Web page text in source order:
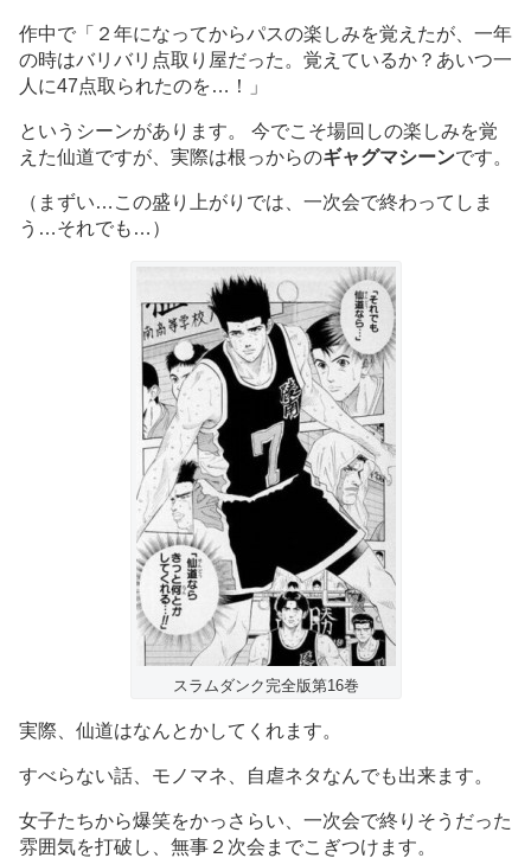
作中で「２年になってからパスの楽しみを覚えたが、一年
の時はバリバリ点取り屋だった。覚えているか？あいつ一
人に47点取られたのを…！」
というシーンがあります。 今でこそ場回しの楽しみを覚
えた仙道ですが、実際は根っからのギャグマシーンです。
（まずい…この盛り上がりでは、一次会で終わってしま
う…それでも…）
スラムダンク完全版第16巻
実際、仙道はなんとかしてくれます。
すべらない話、モノマネ、自虐ネタなんでも出来ます。
女子たちから爆笑をかっさらい、一次会で終りそうだった
雰囲気を打破し、無事２次会までこぎつけます。